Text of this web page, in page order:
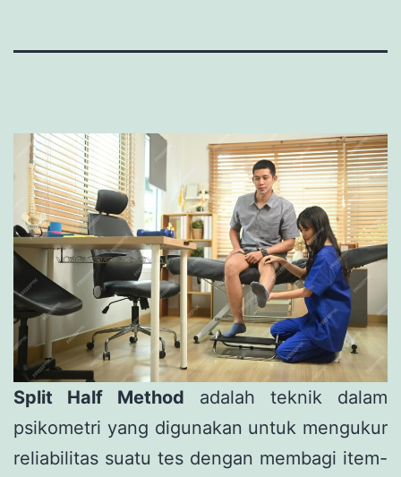
Split Half Method adalah teknik dalam
psikometri yang digunakan untuk mengukur
reliabilitas suatu tes dengan membagi item-